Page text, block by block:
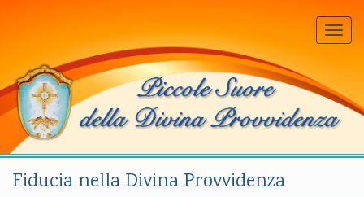
Fiducia nella Divina Provvidenza